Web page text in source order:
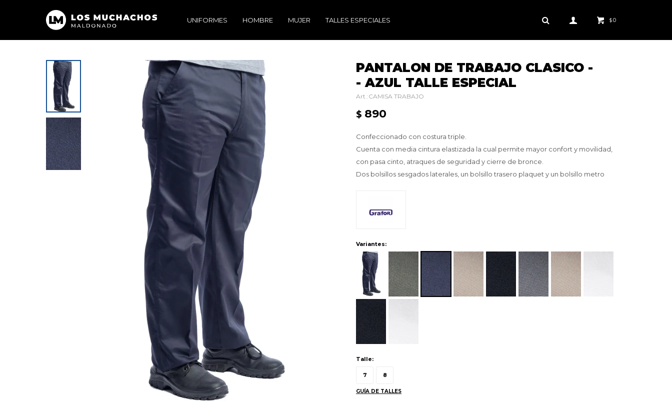
UNIFORMES HOMBRE MUJER TALLES ESPECIALES $0
PANTALON DE TRABAJO CLASICO -
- AZUL TALLE ESPECIAL
CAMISA TRABAJO
$ 890
Confeccionado con costura triple.
Cuenta con media cintura elastizada la cual permite mayor confort y movilidad,
con pasa cinto, atraques de seguridad y cierre de bronce.
Dos bolsillos sesgados laterales, un bolsillo trasero plaquet y un bolsillo metro
Variantes:
Talle:
7 8
GUÍA DE TALLES